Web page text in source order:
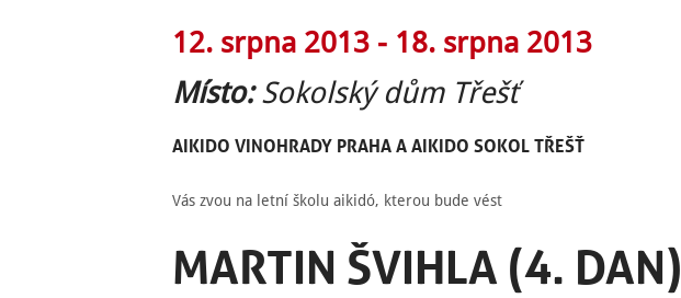
12. srpna 2013 - 18. srpna 2013
Místo:Sokolský dům Třešť
AIKIDO VINOHRADY PRAHAA AIKIDO SOKOL TŘEŠŤ
Vás zvou na letní školu aikidó, kterou bude vést
MARTIN ŠVIHLA (4. DAN)